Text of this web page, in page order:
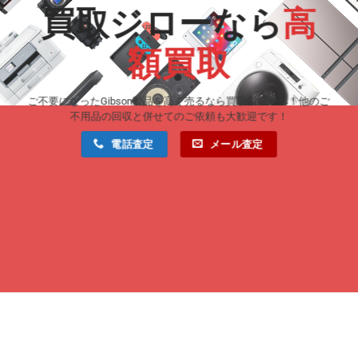
買取ジローなら高
額買取
ご不要になったGibson製品を高く売るなら買取ジローへ！他のご
不用品の回収と併せてのご依頼も大歓迎です！
電話査定 メール査定